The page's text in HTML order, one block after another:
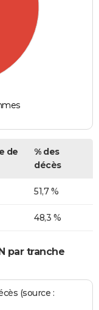
de
% des
décès
51,7 %
48,3 %
par tranche
(source :